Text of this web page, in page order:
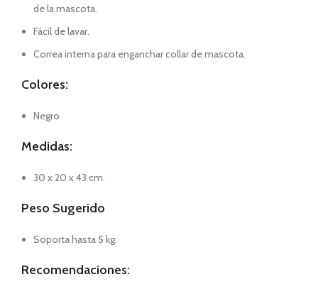
de la mascota.
Fácil de lavar.
Correa interna para enganchar collar de mascota.
Colores:
Negro
Medidas:
30 x 20 x 43 cm.
Peso Sugerido
Soporta hasta 5 kg.
Recomendaciones: